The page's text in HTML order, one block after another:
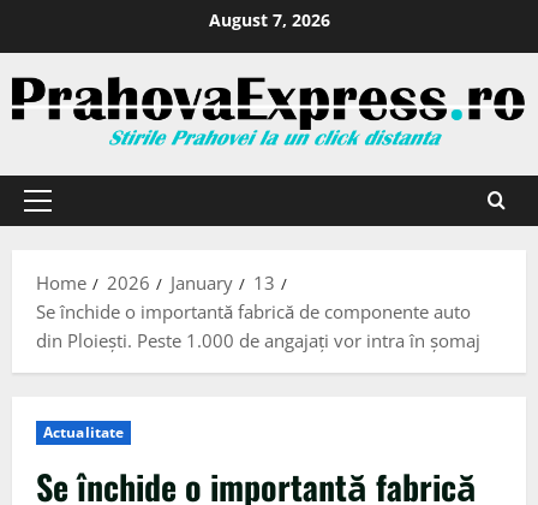
August 7, 2026
Home 2026 January
13
Se închide o importantă fabrică de componente auto
din Ploiești. Peste 1.000 de angajați vor intra în șomaj
Actualitate
Se închide o importantă fabrică